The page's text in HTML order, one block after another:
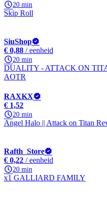
20 min
Skip Roll
SiuShop
€ 0,88 / eenheid
20 min
DUALITY - ATTACK ON
AOTR
RAXKX
€ 1,52
20 min
Angel Halo || Attack on Titan
Rafth_Store
€ 0,22 / eenheid
20 min
x1 GALLIARD FAMILY